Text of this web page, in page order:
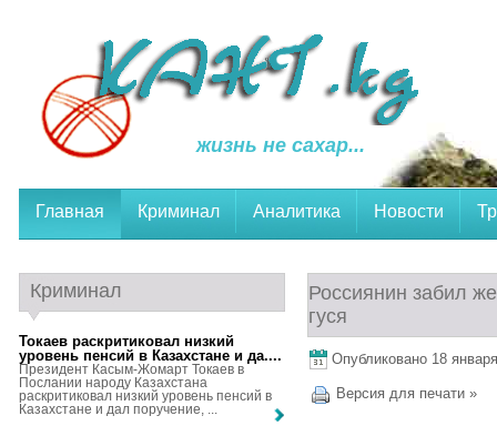
жизнь не сахар...
Главная Криминал Аналитика Новости
Россиянин забил
гуся
Опубликовано 18
Версия для печати »
Криминал
Токаев раскритиковал низкий
уровень пенсий в Казахстане и да....
Президент Касым-Жомарт Токаев в
Послании народу Казахстана
раскритиковал низкий уровень пенсий в
Казахстане и дал поручение, ...